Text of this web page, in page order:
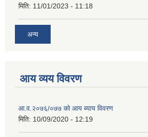
मिति: 11/01/2023 - 11:18
अन्य
आय व्यय विवरण
आ.व.२०७६/०७७ को आय ब्याय विवरण
मिति: 10/09/2020 - 12:19